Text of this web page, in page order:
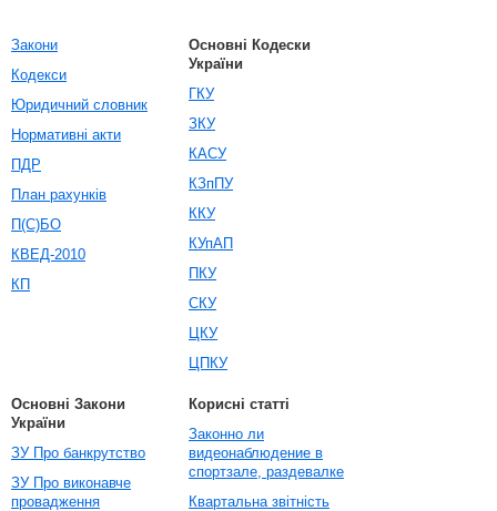
Закони
Кодекси
Юридичний словник
Нормативні акти
ПДР
План рахунків
П(С)БО
КВЕД-2010
КП
Основні Кодески
України
ГКУ
ЗКУ
КАСУ
КЗпПУ
ККУ
КУпАП
ПКУ
СКУ
ЦКУ
ЦПКУ
Основні Закони
України
ЗУ Про банкрутство
ЗУ Про виконавче
провадження
Корисні статті
Законно ли
видеонаблюдение в
спортзале, раздевалке
Квартальна звітність